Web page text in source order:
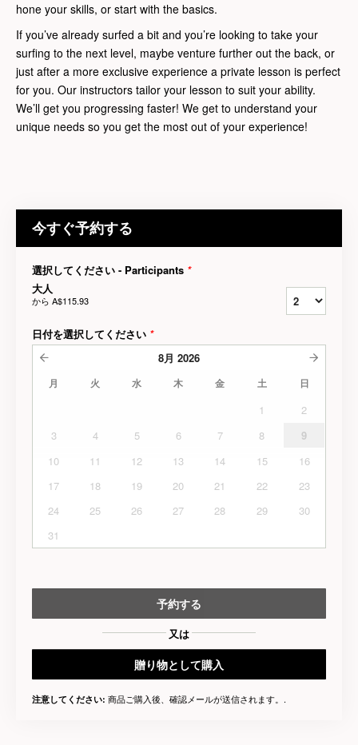
hone your skills, or start with the basics.
If you’ve already surfed a bit and you’re looking to take your
surfing to the next level, maybe venture further out the back, or
just after a more exclusive experience a private lesson is perfect
for you. Our instructors tailor your lesson to suit your ability.
We’ll get you progressing faster! We get to understand your
unique needs so you get the most out of your experience!
今すぐ予約する
選択してください - Participants *
大人
から A$115.93
日付を選択してください *
8月 2026
月 火 水 木 金 土 日
1
2
3
4 5 6 7 8
9
10
11 12 13 14 15
16
17
18 19 20 21 22
23
24
25 26 27 28 29
30
31
予約する
又は
贈り物として購入
注意してください: 商品ご購入後、確認メールが送信されます。.